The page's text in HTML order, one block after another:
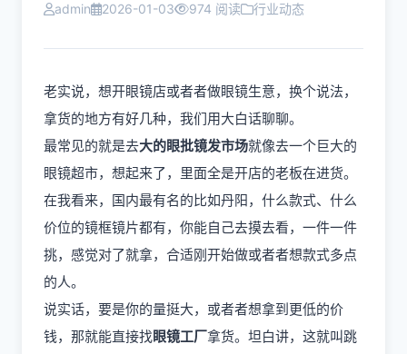
admin 2026-01-03 974 阅读 行业动态
老实说，想开眼镜店或者者做眼镜生意，换个说法，
拿货的地方有好几种，我们用大白话聊聊。
最常见的就是去大的眼批镜发市场就像去一个巨大的
眼镜超市，想起来了，里面全是开店的老板在进货。
在我看来，国内最有名的比如丹阳，什么款式、什么
价位的镜框镜片都有，你能自己去摸去看，一件一件
挑，感觉对了就拿，合适刚开始做或者者想款式多点
的人。
说实话，要是你的量挺大，或者者想拿到更低的价
钱，那就能直接找眼镜工厂拿货。坦白讲，这就叫跳